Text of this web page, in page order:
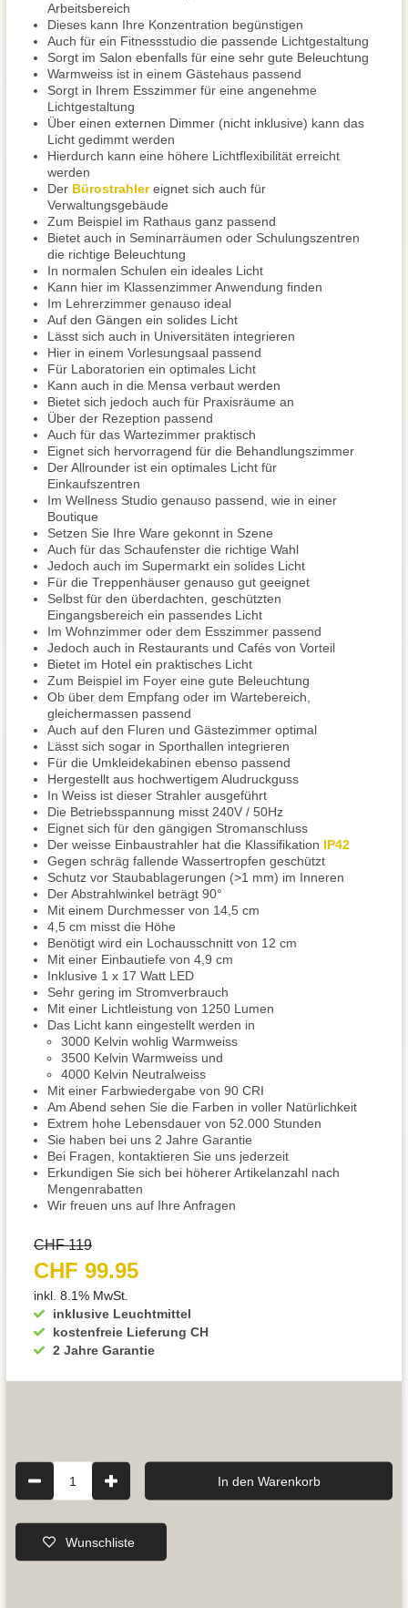
Arbeitsbereich
Dieses kann Ihre Konzentration begünstigen
Auch für ein Fitnessstudio die passende Lichtgestaltung
Sorgt im Salon ebenfalls für eine sehr gute Beleuchtung
Warmweiss ist in einem Gästehaus passend
Sorgt in Ihrem Esszimmer für eine angenehme
Lichtgestaltung
Über einen externen Dimmer (nicht inklusive) kann das
Licht gedimmt werden
Hierdurch kann eine höhere Lichtflexibilität erreicht
werden
Der Bürostrahlereignet sich auch für
Verwaltungsgebäude
Zum Beispiel im Rathaus ganz passend
Bietet auch in Seminarräumen oder Schulungszentren
die richtige Beleuchtung
In normalen Schulen ein ideales Licht
Kann hier im Klassenzimmer Anwendung finden
Im Lehrerzimmer genauso ideal
Auf den Gängen ein solides Licht
Lässt sich auch in Universitäten integrieren
Hier in einem Vorlesungsaal passend
Für Laboratorien ein optimales Licht
Kann auch in die Mensa verbaut werden
Bietet sich jedoch auch für Praxisräume an
Über der Rezeption passend
Auch für das Wartezimmer praktisch
Eignet sich hervorragend für die Behandlungszimmer
Der Allrounder ist ein optimales Licht für
Einkaufszentren
Im Wellness Studio genauso passend, wie in einer
Boutique
Setzen Sie Ihre Ware gekonnt in Szene
Auch für das Schaufenster die richtige Wahl
Jedoch auch im Supermarkt ein solides Licht
Für die Treppenhäuser genauso gut geeignet
Selbst für den überdachten, geschützten
Eingangsbereich ein passendes Licht
Im Wohnzimmer oder dem Esszimmer passend
Jedoch auch in Restaurants und Cafés von Vorteil
Bietet im Hotel ein praktisches Licht
Zum Beispiel im Foyer eine gute Beleuchtung
Ob über dem Empfang oder im Wartebereich,
gleichermassen passend
Auch auf den Fluren und Gästezimmer optimal
Lässt sich sogar in Sporthallen integrieren
Für die Umkleidekabinen ebenso passend
Hergestellt aus hochwertigem Aludruckguss
In Weiss ist dieser Strahler ausgeführt
Die Betriebsspannung misst 240V / 50Hz
Eignet sich für den gängigen Stromanschluss
Der weisse Einbaustrahler hat die Klassifikation IP42
Gegen schräg fallende Wassertropfen geschützt
Schutz vor Staubablagerungen (>1 mm) im Inneren
Der Abstrahlwinkel beträgt 90°
Mit einem Durchmesser von 14,5 cm
4,5 cm misst die Höhe
Benötigt wird ein Lochausschnitt von 12 cm
Mit einer Einbautiefe von 4,9 cm
Inklusive 1 x 17 Watt LED
Sehr gering im Stromverbrauch
Mit einer Lichtleistung von 1250 Lumen
Das Licht kann eingestellt werden in
3000 Kelvin wohlig Warmweiss
3500 Kelvin Warmweiss und
4000 Kelvin Neutralweiss
Mit einer Farbwiedergabe von 90 CRI
Am Abend sehen Sie die Farben in voller Natürlichkeit
Extrem hohe Lebensdauer von 52.000 Stunden
Sie haben bei uns 2 Jahre Garantie
Bei Fragen, kontaktieren Sie uns jederzeit
Erkundigen Sie sich bei höherer Artikelanzahl nach
Mengenrabatten
Wir freuen uns auf Ihre Anfragen
inklusive Leuchtmittel
kostenfreie Lieferung CH
2 Jahre Garantie
CHF 119
CHF 99.95
inkl. 8.1% MwSt.
1 In den Warenkorb
Wunschliste